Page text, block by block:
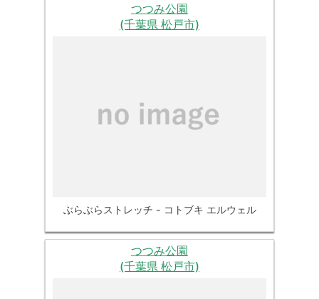
つつみ公園
(千葉県 松戸市)
ぶらぶらストレッチ - コトブキ エルウェル
つつみ公園
(千葉県 松戸市)